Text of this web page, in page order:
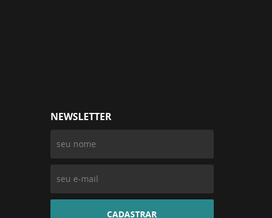
NEWSLETTER
CADASTRAR